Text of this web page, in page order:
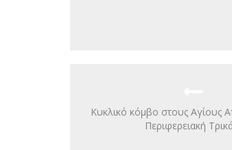
Kυκλικό κόμβο στους Αγίους
Περιφερειακή